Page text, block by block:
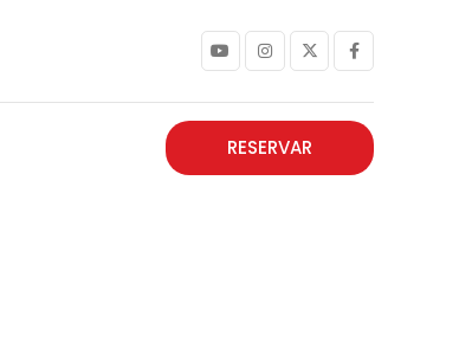
RESERVAR